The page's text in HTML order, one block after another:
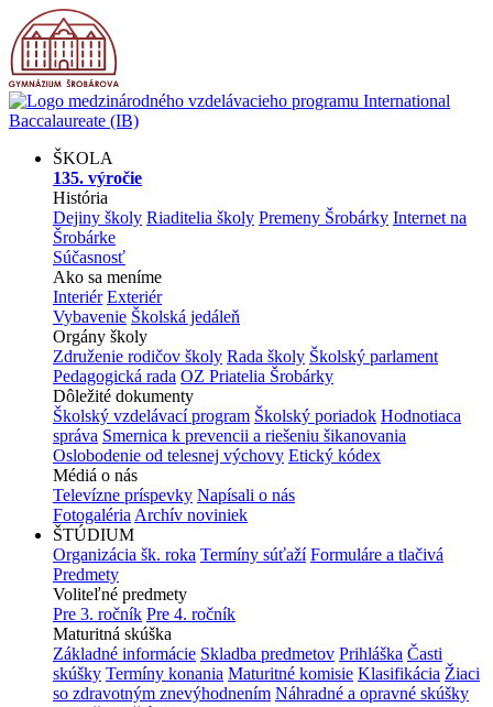
ŠKOLA
135. výročie
História
Dejiny školy Riaditelia školy Premeny Šrobárky Internet na
Šrobárke
Súčasnosť
Ako sa meníme
Interiér Exteriér
Vybavenie Školská jedáleň
Orgány školy
Združenie rodičov školy Rada školy Školský parlament
Pedagogická rada OZ Priatelia Šrobárky
Dôležité dokumenty
Školský vzdelávací program Školský poriadok Hodnotiaca
správa Smernica k prevencii a riešeniu šikanovania
Oslobodenie od telesnej výchovy Etický kódex
Médiá o nás
Televízne príspevky Napísali o nás
Fotogaléria Archív noviniek
ŠTÚDIUM
Organizácia šk. roka Termíny súťaží Formuláre a tlačivá
Predmety
Voliteľné predmety
Pre 3. ročník Pre 4. ročník
Maturitná skúška
Základné informácie Skladba predmetov Prihláška Časti
skúšky Termíny konania Maturitné komisie Klasifikácia Žiaci
so zdravotným znevýhodnením Náhradné a opravné skúšky